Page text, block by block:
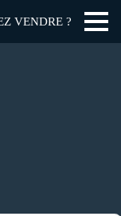
VENDRE ?